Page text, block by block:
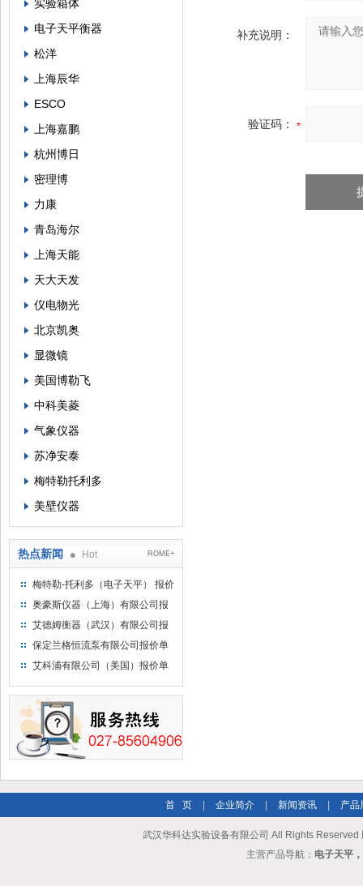
实验箱体
电子天平衡器
松洋
上海辰华
ESCO
上海嘉鹏
杭州博日
密理博
力康
青岛海尔
上海天能
天大天发
仪电物光
北京凯奥
显微镜
美国博勒飞
中科美菱
气象仪器
苏净安泰
梅特勒托利多
美壁仪器
热点新闻 Hot ROME+
梅特勒-托利多（电子天平） 报价
单
奥豪斯仪器（上海）有限公司报
价单
艾德姆衡器（武汉）有限公司报
价单
保定兰格恒流泵有限公司报价单
艾科浦有限公司（美国）报价单
补充说明：
验证码：
首 页 企业简介 新闻资讯 产品
武汉华科达实验设备有限公司 All Rights Reserved
主营产品导航： 电子天平